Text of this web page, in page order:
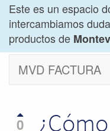
Este es un espacio
intercambiamos
productos de
MVD FACTURA
0